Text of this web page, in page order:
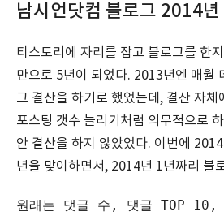
남시언닷컴 블로그 2014년
티스토리에 자리를 잡고 블로그를 한
만으로 5년이 되었다. 2013년엔 매월
그 결산을 하기로 했었는데, 결산 자체
포스팅 갯수 늘리기처럼 의무적으로
안 결산을 하지 않았었다. 이번에
년을 맞이하면서, 2014년 1년짜리 블
원래는 댓글 수, 댓글 TOP 10,